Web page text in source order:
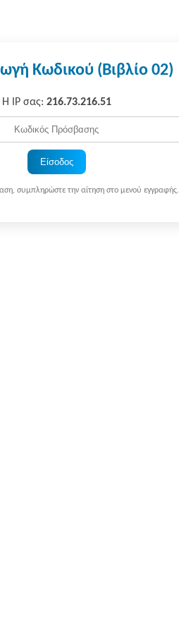
Κωδικού (Βιβλίο 02)
Η IP σας: 216.73.216.51
Είσοδος
συμπληρώστε την αίτηση στο μενού εγγραφής.